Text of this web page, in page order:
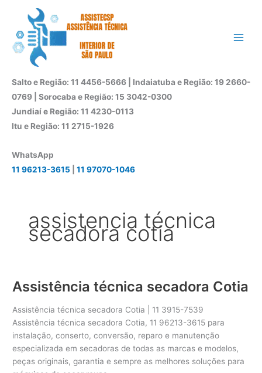
conteúdo
Salto e Região: 11 4456-5666 | Indaiatuba e Região: 19 2660-
0769 | Sorocaba e Região: 15 3042-0300
Jundiaí e Região: 11 4230-0113
Itu e Região: 11 2715-1926
WhatsApp
11 96213-3615
11 97070-1046
assistencia técnica
secadora cotia
Assistência técnica secadora Cotia
Assistência técnica secadora Cotia | 11 3915-7539
Assistência técnica secadora Cotia, 11 96213-3615 para
instalação, conserto, conversão, reparo e manutenção
especializada em secadoras de todas as marcas e modelos,
peças originais, garantia e sempre as melhores soluções para